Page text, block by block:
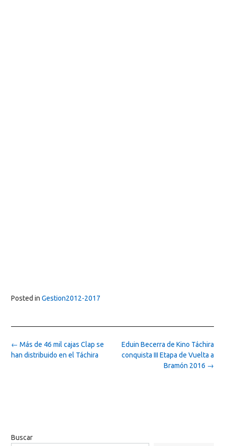
Posted in Gestion2012-2017
Post
navigation
Eduin Becerra de Kino Táchira
conquista III Etapa de Vuelta a
Bramón 2016 →
← Más de 46 mil cajas Clap se
han distribuido en el Táchira
Buscar